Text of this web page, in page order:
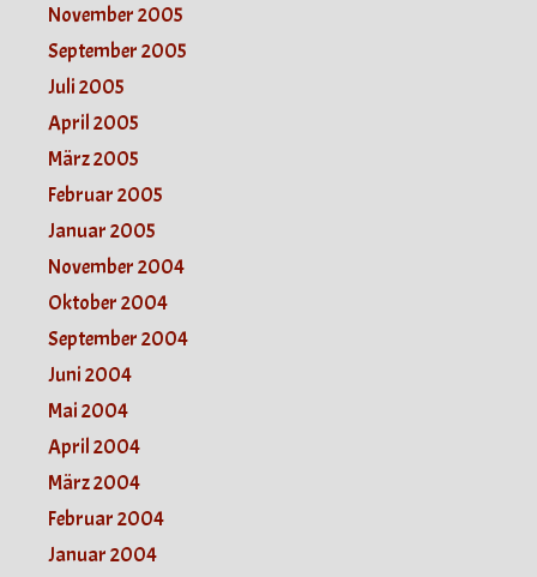
November 2005
September 2005
Juli 2005
April 2005
März 2005
Februar 2005
Januar 2005
November 2004
Oktober 2004
September 2004
Juni 2004
Mai 2004
April 2004
März 2004
Februar 2004
Januar 2004